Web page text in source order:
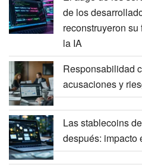
de los
reconstruyeron
la IA
Responsabilidad
acusaciones y
Las stablecoins
después: impacto